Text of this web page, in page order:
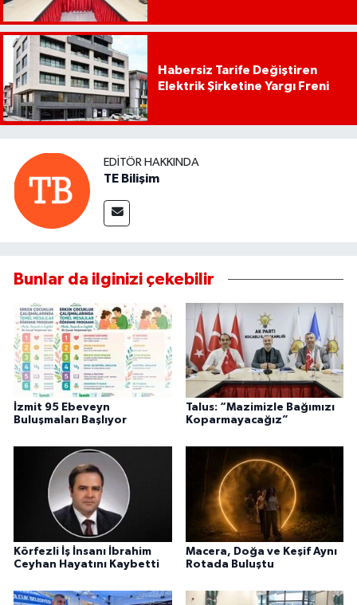
Habersiz Tarife Değiştiren
Elektrik Şirketine Yargı Freni
EDITÖR HAKKINDA
TE Bilişim
Bunlar da ilginizi çekebilir
İzmit 95 Ebeveyn
Buluşmaları Başlıyor
Talus: “Mazimizle Bağımızı
Koparmayacağız”
Körfezli İş İnsanı İbrahim
Ceyhan Hayatını Kaybetti
Macera, Doğa ve Keşif Aynı
Rotada Buluştu